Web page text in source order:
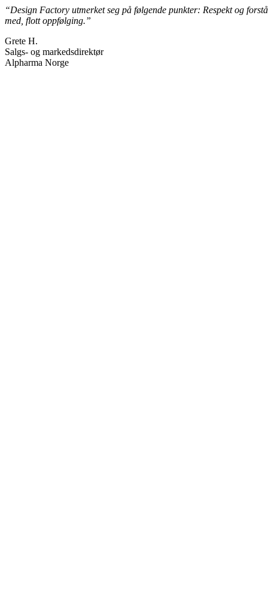
“Design Factory utmerket seg på følgende punkter: Respekt og
med, flott oppfølging.”
Grete H.
Salgs- og markedsdirektør
Alpharma Norge